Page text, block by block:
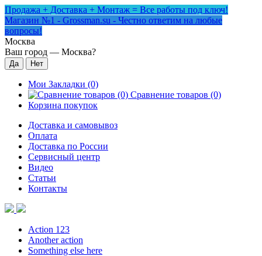
Продажа + Доставка + Монтаж = Все работы под ключ!
Магазин №1 - Grossman.su - Честно ответим на любые
вопросы!
Москва
Ваш город — Москва?
Мои Закладки (0)
Сравнение товаров (0)
Корзина покупок
Доставка и самовывоз
Оплата
Доставка по России
Сервисный центр
Видео
Статьи
Контакты
Action 123
Another action
Something else here